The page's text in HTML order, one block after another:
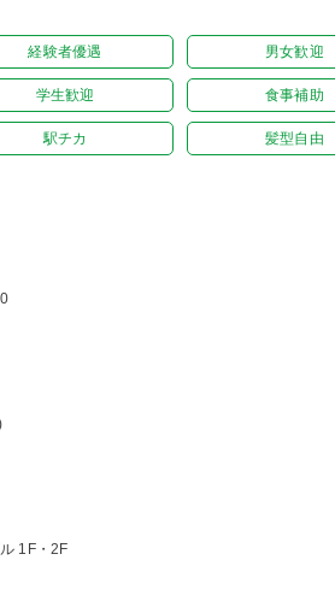
経験者優遇 男女歓迎
学生歓迎 食事補助
駅チカ 髪型自由
1F・2F